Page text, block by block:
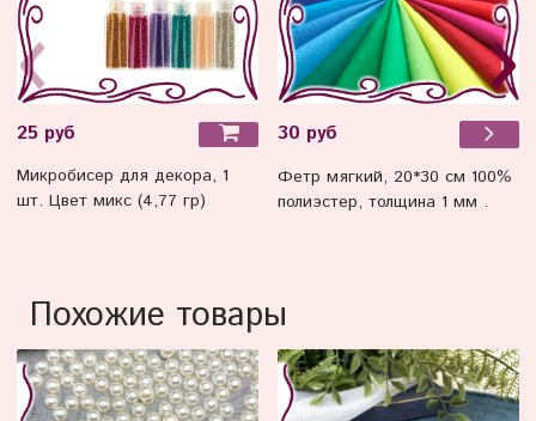
25 руб
Микробисер для декора, 1
шт. Цвет микс (4,77 гр)
30 руб
Фетр мягкий, 20*30 см 100%
полиэстер, толщина 1 мм .
Похожие товары